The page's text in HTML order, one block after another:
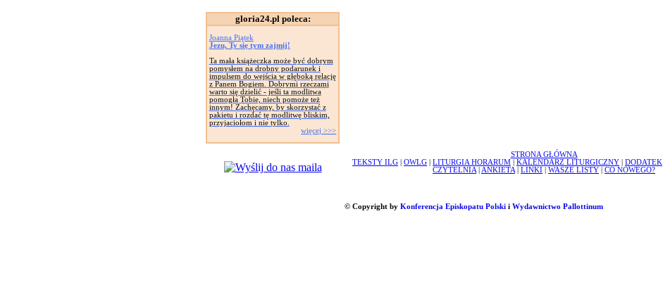
gloria24.pl poleca:
Joanna Piątek
Jezu, Ty się tym zajmij!
Ta mała książeczka może być dobrym
pomysłem na drobny podarunek i
impulsem do wejścia w głęboką relację
z Panem Bogiem. Dobrymi rzeczami
warto się dzielić - jeśli ta modlitwa
pomogła Tobie, niech pomoże też
innym! Zachęcamy, by skorzystać z
pakietu i rozdać tę modlitwę bliskim,
przyjaciołom i nie tylko.
więcej >>>
STRONA GŁÓWNA
TEKSTY ILG
OWLG LITURGIA HORARUM KALENDARZ LITURGICZNY DODATEK
CZYTELNIA
ANKIETA LINKI WASZE LISTY CO NOWEGO?
© Copyright by Konferencja Episkopatu Polskii Wydawnictwo Pallottinum